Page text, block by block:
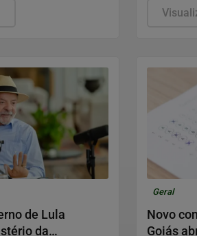
do partido.
de Lula
da
Geral
Novo
Goiás